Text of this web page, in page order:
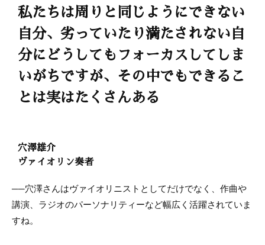
私たちは周りと同じようにできない
自分、劣っていたり満たされない自
分にどうしてもフォーカスしてしま
いがちですが、その中でもできるこ
とは実はたくさんある
穴澤雄介
ヴァイオリン奏者
──穴澤さんはヴァイオリニストとしてだけでなく、作曲や
講演、ラジオのパーソナリティーなど幅広く活躍されていま
すね。